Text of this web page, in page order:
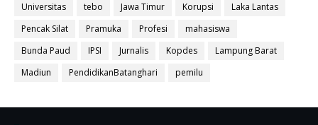
Universitas
tebo Jawa Timur Korupsi
Laka Lantas
Pencak Silat
Pramuka Profesi
mahasiswa
Bunda Paud
IPSI Jurnalis Kopdes
Lampung Barat
Madiun
PendidikanBatanghari pemilu